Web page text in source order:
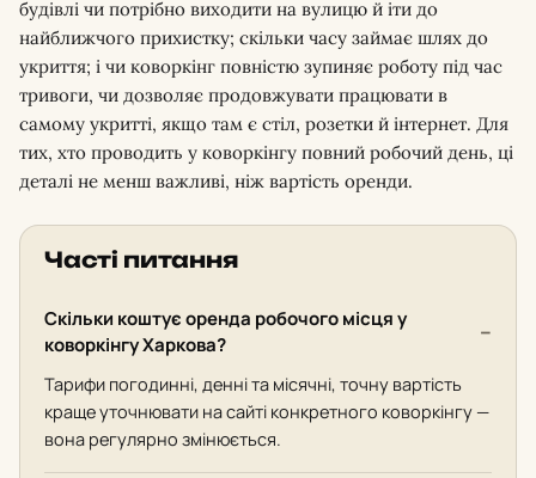
будівлі чи потрібно виходити на вулицю й іти до
найближчого прихистку; скільки часу займає шлях до
укриття; і чи коворкінг повністю зупиняє роботу під час
тривоги, чи дозволяє продовжувати працювати в
самому укритті, якщо там є стіл, розетки й інтернет. Для
тих, хто проводить у коворкінгу повний робочий день, ці
деталі не менш важливі, ніж вартість оренди.
Часті питання
Скільки коштує оренда робочого місця у
коворкінгу Харкова?
Тарифи погодинні, денні та місячні, точну вартість
краще уточнювати на сайті конкретного коворкінгу —
вона регулярно змінюється.